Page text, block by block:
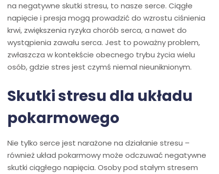
na negatywne skutki stresu, to nasze serce. Ciągłe
napięcie i presja mogą prowadzić do wzrostu ciśnienia
krwi, zwiększenia ryzyka chorób serca, a nawet do
wystąpienia zawału serca. Jest to poważny problem,
zwłaszcza w kontekście obecnego trybu życia wielu
osób, gdzie stres jest czymś niemal nieuniknionym.
Skutki stresu dla układu
pokarmowego
Nie tylko serce jest narażone na działanie stresu –
również układ pokarmowy może odczuwać negatywne
skutki ciągłego napięcia. Osoby pod stałym stresem